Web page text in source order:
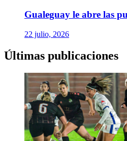
Gualeguay le abre las
22 julio, 2026
Últimas publicaciones